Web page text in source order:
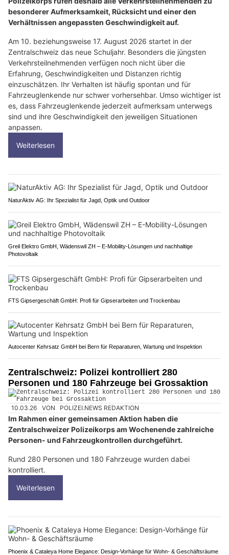
besonderer Aufmerksamkeit, Rücksicht und einer den
Verhältnissen angepassten Geschwindigkeit auf.
Am 10. beziehungsweise 17. August 2026 startet in der
Zentralschweiz das neue Schuljahr. Besonders die jüngsten
Verkehrsteilnehmenden verfügen noch nicht über die
Erfahrung, Geschwindigkeiten und Distanzen richtig
einzuschätzen. Ihr Verhalten ist häufig spontan und für
Fahrzeuglenkende nur schwer vorhersehbar. Umso wichtiger ist
es, dass Fahrzeuglenkende jederzeit aufmerksam unterwegs
sind und ihre Geschwindigkeit den jeweiligen Situationen
anpassen.
Weiterlesen
NaturAktiv AG: Ihr Spezialist für Jagd, Optik und Outdoor
Greil Elektro GmbH, Wädenswil ZH – E-Mobility-Lösungen und nachhaltige
Photovoltaik
FTS Gipsergeschäft GmbH: Profi für Gipserarbeiten und Trockenbau
Autocenter Kehrsatz GmbH bei Bern für Reparaturen, Wartung und Inspektion
Zentralschweiz: Polizei kontrolliert 280
Personen und 180 Fahrzeuge bei Grossaktion
10.03.26 VON POLIZEI.NEWS REDAKTION
Im Rahmen einer gemeinsamen Aktion haben die
Zentralschweizer Polizeikorps am Wochenende zahlreiche
Personen- und Fahrzeugkontrollen durchgeführt.
Rund 280 Personen und 180 Fahrzeuge wurden dabei
kontrolliert.
Weiterlesen
Phoenix & Cataleya Home Elegance: Design-Vorhänge für Wohn- & Geschäftsräume